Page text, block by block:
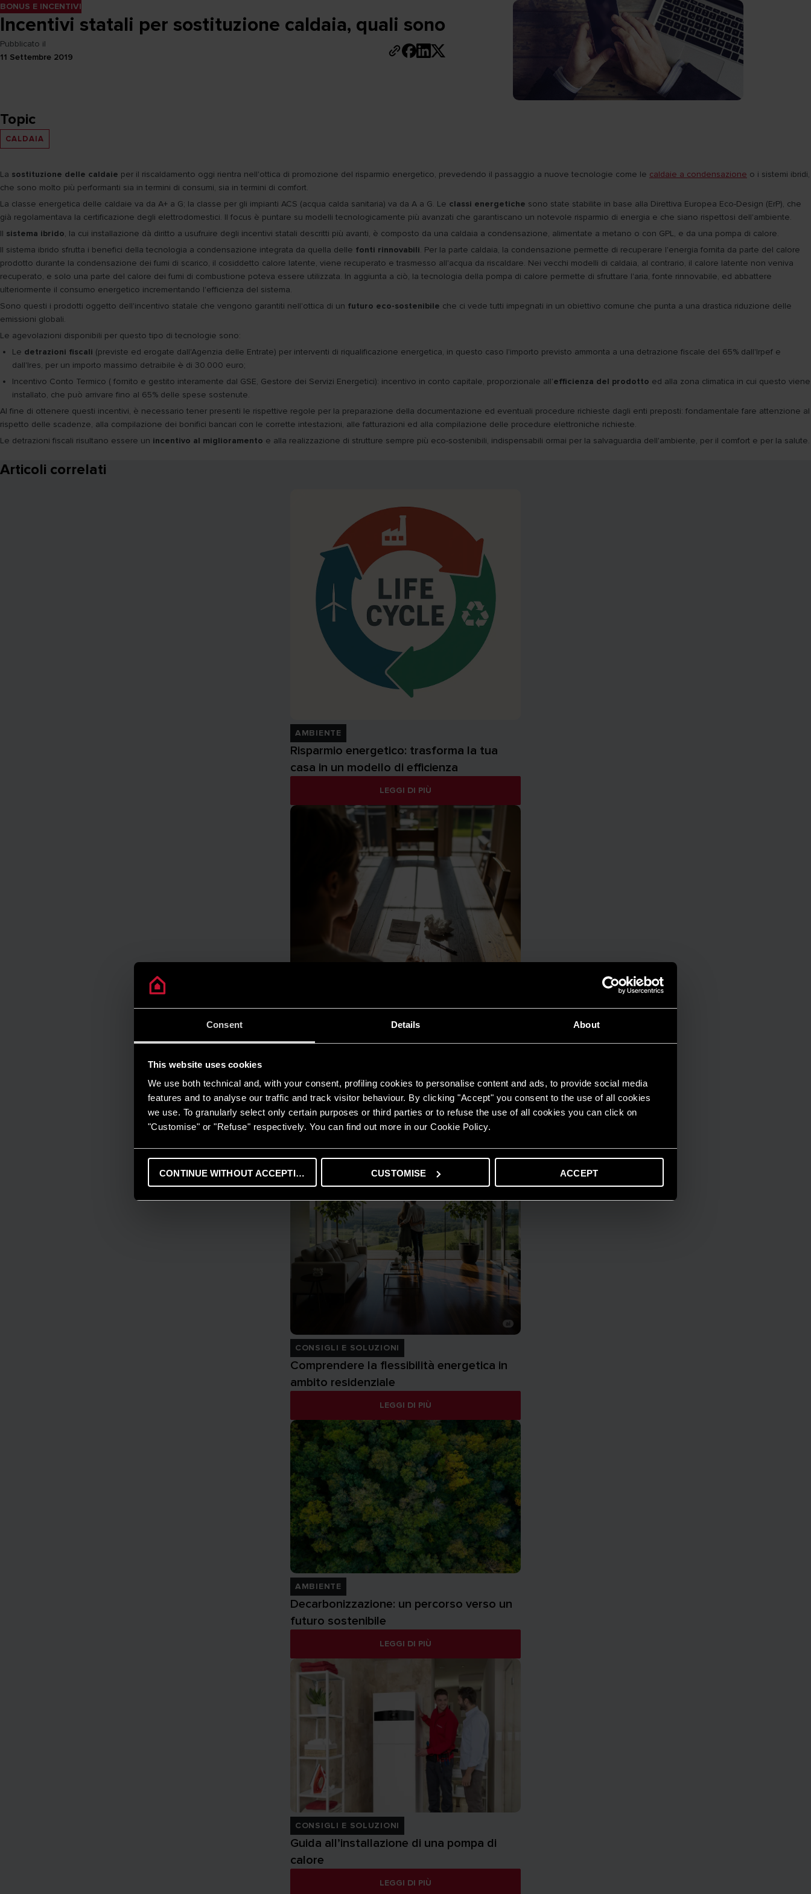
Consent Details About
This website uses cookies
We use both technical and, with your consent, profiling cookies to personalise content and ads, to provide social media
features and to analyse our traffic and track visitor behaviour. By clicking "Accept" you consent to the use of all cookies
we use. To granularly select only certain purposes or third parties or to refuse the use of all cookies you can click on
"Customise" or "Refuse" respectively. You can find out more in our Cookie Policy.
CONTINUE WITHOUT ACCEPTING CUSTOMISE ACCEPT
BONUS E INCENTIVI
Incentivi statali per sostituzione caldaia, quali sono
Pubblicato il
11 Settembre 2019
Topic
CALDAIA
La sostituzione delle caldaie per il riscaldamento oggi rientra nell'ottica di promozione del risparmio energetico, prevedendo il passaggio a nuove tecnologie come le caldaie a condensazione o i sistemi ibridi,
che sono molto più performanti sia in termini di consumi, sia in termini di comfort.
La classe energetica delle caldaie va da A+ a G; la classe per gli impianti ACS (acqua calda sanitaria) va da A a G. Le classi energetiche sono state stabilite in base alla Direttiva Europea Eco-Design (ErP), che
già regolamentava la certificazione degli elettrodomestici. Il focus è puntare su modelli tecnologicamente più avanzati che garantiscano un notevole risparmio di energia e che siano rispettosi dell'ambiente.
Il sistema ibrido, la cui installazione dà diritto a usufruire degli incentivi statali descritti più avanti, è composto da una caldaia a condensazione, alimentate a metano o con GPL, e da una pompa di calore.
Il sistema ibrido sfrutta i benefici della tecnologia a condensazione integrata da quella delle fonti rinnovabili. Per la parte caldaia, la condensazione permette di recuperare l'energia fornita da parte del calore
prodotto durante la condensazione dei fumi di scarico, il cosiddetto calore latente, viene recuperato e trasmesso all'acqua da riscaldare. Nei vecchi modelli di caldaia, al contrario, il calore latente non veniva
recuperato, e solo una parte del calore dei fumi di combustione poteva essere utilizzata. In aggiunta a ciò, la tecnologia della pompa di calore permette di sfruttare l'aria, fonte rinnovabile, ed abbattere
ulteriormente il consumo energetico incrementando l'efficienza del sistema.
Sono questi i prodotti oggetto dell'incentivo statale che vengono garantiti nell'ottica di un futuro eco-sostenibile che ci vede tutti impegnati in un obiettivo comune che punta a una drastica riduzione delle
emissioni globali.
Le agevolazioni disponibili per questo tipo di tecnologie sono:
Le detrazioni fiscali (previste ed erogate dall'Agenzia delle Entrate) per interventi di riqualificazione energetica, in questo caso l'importo previsto ammonta a una detrazione fiscale del 65% dall'Irpef e
dall'Ires, per un importo massimo detraibile è di 30.000 euro;
Incentivo Conto Termico ( fornito e gestito interamente dal GSE, Gestore dei Servizi Energetici): incentivo in conto capitale, proporzionale all'efficienza del prodotto ed alla zona climatica in cui questo viene
installato, che può arrivare fino al 65% delle spese sostenute.
Al fine di ottenere questi incentivi, è necessario tener presenti le rispettive regole per la preparazione della documentazione ed eventuali procedure richieste dagli enti preposti: fondamentale fare attenzione al
rispetto delle scadenze, alla compilazione dei bonifici bancari con le corrette intestazioni, alle fatturazioni ed alla compilazione delle procedure elettroniche richieste.
Le detrazioni fiscali risultano essere un incentivo al miglioramento e alla realizzazione di strutture sempre più eco-sostenibili, indispensabili ormai per la salvaguardia dell'ambiente, per il comfort e per la salute.
Articoli correlati
AMBIENTE
Risparmio energetico: trasforma la tua
casa in un modello di efficienza
LEGGI DI PIÙ
LEGGI DI PIÙ
CONSIGLI E SOLUZIONI
Comprendere la flessibilità energetica in
ambito residenziale
LEGGI DI PIÙ
AMBIENTE
Decarbonizzazione: un percorso verso un
futuro sostenibile
LEGGI DI PIÙ
CONSIGLI E SOLUZIONI
Guida all’installazione di una pompa di
calore
LEGGI DI PIÙ